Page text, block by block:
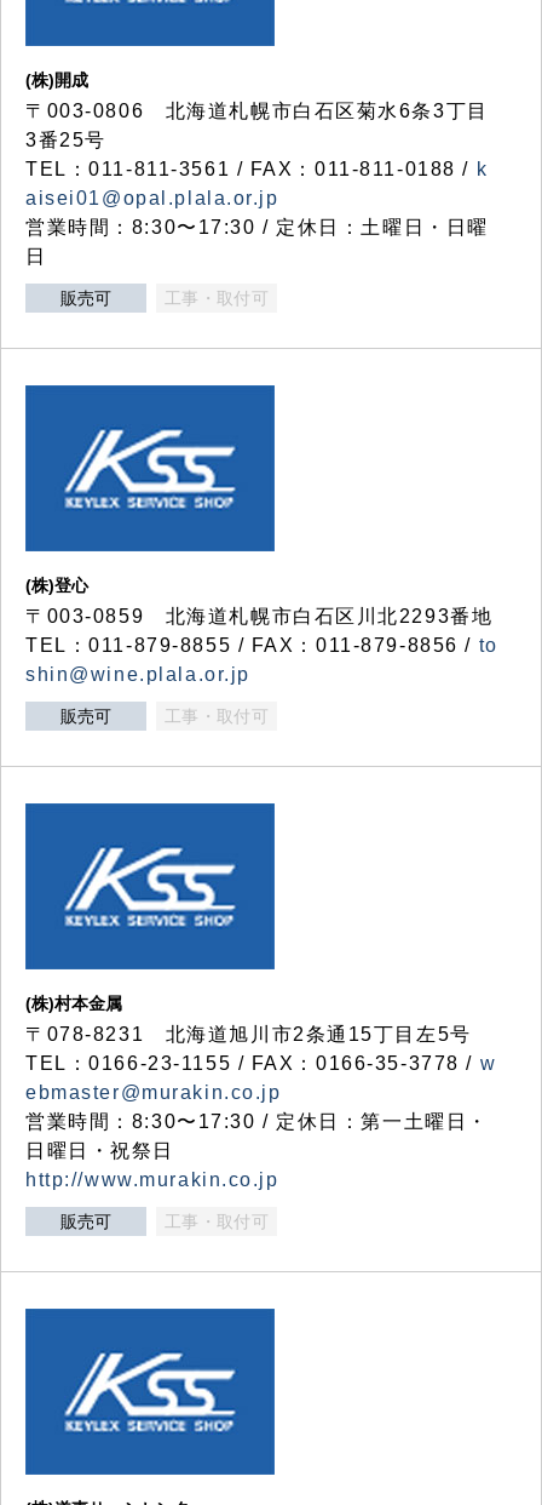
(株)開成
〒003-0806 北海道札幌市白石区菊水6条3丁目
3番25号
TEL：011-811-3561 / FAX：011-811-0188 / k
aisei01@opal.plala.or.jp
営業時間：8:30〜17:30 / 定休日：土曜日・日曜
日
販売可 工事・取付可
(株)登心
〒003-0859 北海道札幌市白石区川北2293番地
TEL：011-879-8855 / FAX：011-879-8856 / to
shin@wine.plala.or.jp
販売可 工事・取付可
(株)村本金属
〒078-8231 北海道旭川市2条通15丁目左5号
TEL：0166-23-1155 / FAX：0166-35-3778 / w
ebmaster@murakin.co.jp
営業時間：8:30〜17:30 / 定休日：第一土曜日・
日曜日・祝祭日
http://www.murakin.co.jp
販売可 工事・取付可